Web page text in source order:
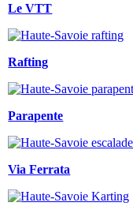
Le VTT
Rafting
Parapente
Via Ferrata